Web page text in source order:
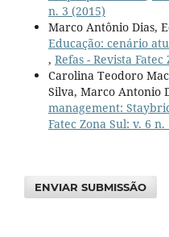
n. 3 (2015)
Marco Antônio Dias,
Educação: cenário
, Refas - Revista
Carolina Teodoro
Silva, Marco Antonio
management:
Fatec Zona Sul: v. 6 n.
ENVIAR SUBMISSÃO